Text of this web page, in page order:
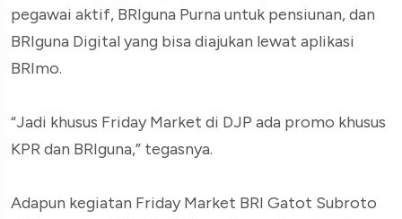
pegawai aktif, BRIguna Purna untuk pensiunan, dan
BRIguna Digital yang bisa diajukan lewat aplikasi
BRImo.
“Jadi khusus Friday Market di DJP ada promo khusus
KPR dan BRIguna,” tegasnya.
Adapun kegiatan Friday Market BRI Gatot Subroto